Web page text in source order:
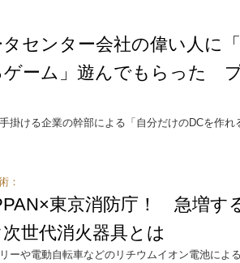
センター会社の偉い人に
ゲーム」遊んでもらった
掛ける企業の幹部による「自分だけのDCを作
：
東京消防庁！ 急増す
次世代消火器具とは
ーや電動自転車などのリチウムイオン電池によ